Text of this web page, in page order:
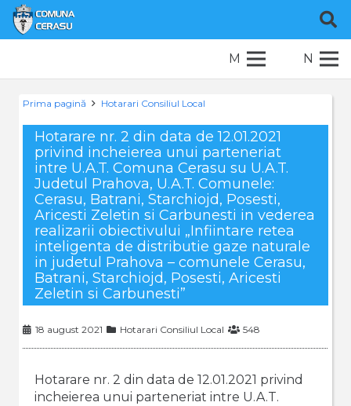
M N
Prima pagină Hotarari Consiliul Local
Hotarare nr. 2 din data de 12.01.2021
privind incheierea unui parteneriat
intre U.A.T. Comuna Cerasu su U.A.T.
Judetul Prahova, U.A.T. Comunele:
Cerasu, Batrani, Starchiojd, Posesti,
Aricesti Zeletin si Carbunesti in vederea
realizarii obiectivului „Infiintare retea
inteligenta de distributie gaze naturale
in judetul Prahova – comunele Cerasu,
Batrani, Starchiojd, Posesti, Aricesti
Zeletin si Carbunesti”
18 august 2021 Hotarari Consiliul Local 548
Hotarare nr. 2 din data de 12.01.2021 privind
incheierea unui parteneriat intre U.A.T.